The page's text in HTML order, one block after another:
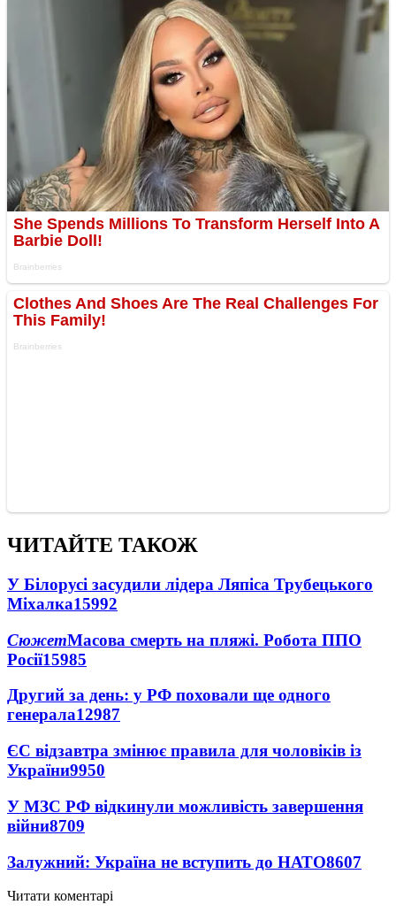
ЧИТАЙТЕ ТАКОЖ
У Білорусі засудили лідера Ляпіса Трубецького
Міхалка15992
СюжетМасова смерть на пляжі. Робота ППО
Росії15985
Другий за день: у РФ поховали ще одного
генерала12987
ЄС відзавтра змінює правила для чоловіків із
України9950
У МЗС РФ відкинули можливість завершення
війни8709
Залужний: Україна не вступить до НАТО8607
Читати коментарі